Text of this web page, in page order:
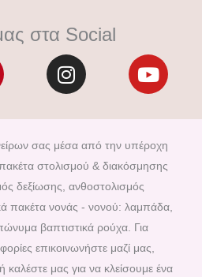
στα Social
I
n
t
a
g
r
a
m
Y
o
t
u
b
σας μέσα από την υπέροχη
στολισμού & διακόσμησης
δεξίωσης, ανθοστολισμός
πακέτα νονάς - νονού: λαμπάδα,
βαπτιστικά ρούχα. Για
επικοινωνήστε μαζί μας,
μας για να κλείσουμε ένα